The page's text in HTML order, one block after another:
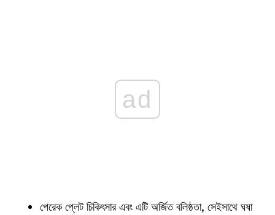
ad
পেরেক প্লেট চিকিৎসার এবং এটি অর্জিত বলিষ্ঠতা, সেইসাথে ঘষা